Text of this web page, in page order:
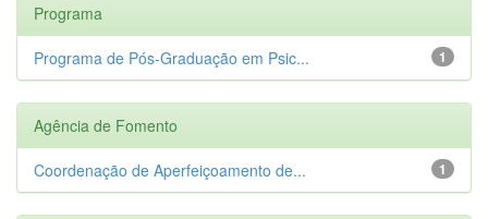
Programa
1
Programa de Pós-Graduação em Psic...
Agência de Fomento
1
Coordenação de Aperfeiçoamento de...